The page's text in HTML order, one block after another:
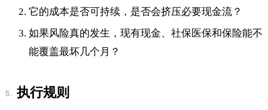
它的成本是否可持续，是否会挤压必要现金流？
如果风险真的发生，现有现金、社保医保和保险能不
能覆盖最坏几个月？
执行规则